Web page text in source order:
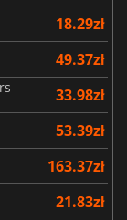
18.29zł
49.37zł
33.98zł
53.39zł
163.37zł
21.83zł